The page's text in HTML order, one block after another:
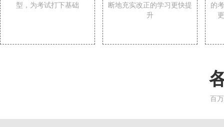
型，为考试打下基础
断地充实改正的学习更快提
升
的
百